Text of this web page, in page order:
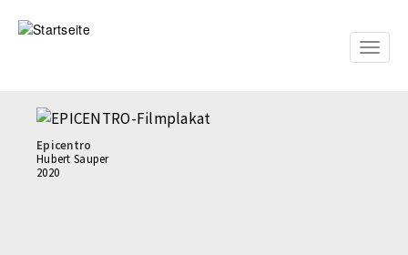
zum
Toggle
Epicentro
Hubert Sauper
2020